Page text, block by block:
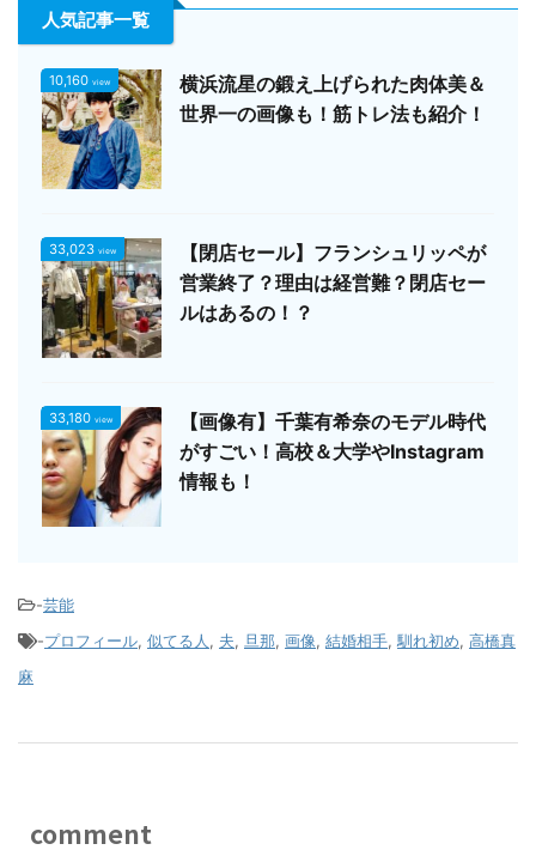
人気記事一覧
10,160 view
横浜流星の鍛え上げられた肉体美＆
世界一の画像も！筋トレ法も紹介！
33,023 view
【閉店セール】フランシュリッペが
営業終了？理由は経営難？閉店セー
ルはあるの！？
33,180 view
【画像有】千葉有希奈のモデル時代
がすごい！高校＆大学やInstagram
情報も！
-芸能
-プロフィール, 似てる人 , 夫, 旦那, 画像, 結婚相手, 馴れ初め, 高橋真
麻
comment